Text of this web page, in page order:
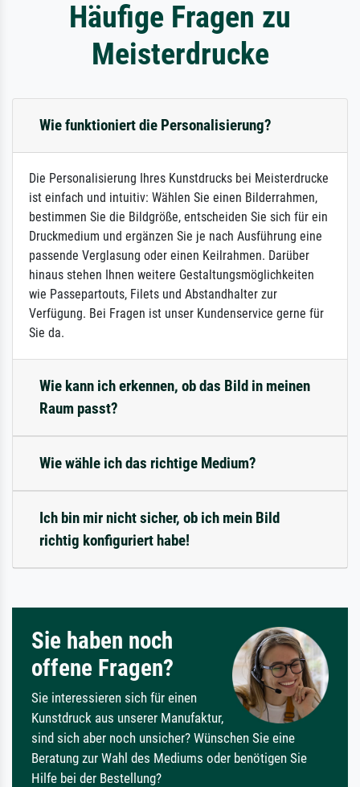
Häufige Fragen zu
Meisterdrucke
Wie funktioniert die Personalisierung?
Die Personalisierung Ihres Kunstdrucks bei Meisterdrucke
ist einfach und intuitiv: Wählen Sie einen Bilderrahmen,
bestimmen Sie die Bildgröße, entscheiden Sie sich für ein
Druckmedium und ergänzen Sie je nach Ausführung eine
passende Verglasung oder einen Keilrahmen. Darüber
hinaus stehen Ihnen weitere Gestaltungsmöglichkeiten
wie Passepartouts, Filets und Abstandhalter zur
Verfügung. Bei Fragen ist unser Kundenservice gerne für
Sie da.
Wie kann ich erkennen, ob das Bild in meinen
Raum passt?
Wie wähle ich das richtige Medium?
Ich bin mir nicht sicher, ob ich mein Bild
richtig konfiguriert habe!
Sie haben noch
offene Fragen?
Sie interessieren sich für einen
Kunstdruck aus unserer Manufaktur,
sind sich aber noch unsicher? Wünschen Sie eine
Beratung zur Wahl des Mediums oder benötigen Sie
Hilfe bei der Bestellung?